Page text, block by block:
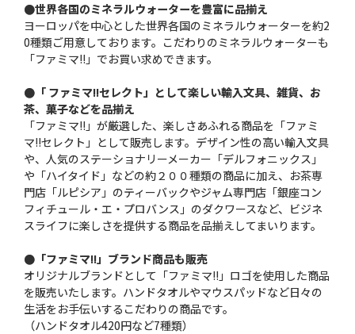
●世界各国のミネラルウォーターを豊富に品揃え
ヨーロッパを中心とした世界各国のミネラルウォーターを約2
0種類ご用意しております。こだわりのミネラルウォーターも
「ファミマ!!」でお買い求めできます。
●「 ファミマ!!セレクト」として楽しい輸入文具、雑貨、お
茶、菓子などを品揃え
「ファミマ!!」が厳選した、楽しさあふれる商品を「ファミ
マ!!セレクト」として販売します。デザイン性の高い輸入文具
や、人気のステーショナリーメーカー「デルフォニックス」
や「ハイタイド」などの約２００種類の商品に加え、お茶専
門店「ルピシア」のティーバックやジャム専門店「銀座コン
フィチュール・エ・プロバンス」のダクワースなど、ビジネ
スライフに楽しさを提供する商品を品揃えしてまいります。
●「ファミマ!!」ブランド商品も販売
オリジナルブランドとして「ファミマ!!」ロゴを使用した商品
を販売いたします。ハンドタオルやマウスパッドなど日々の
生活をお手伝いするこだわりの商品です。
（ハンドタオル420円など7種類）